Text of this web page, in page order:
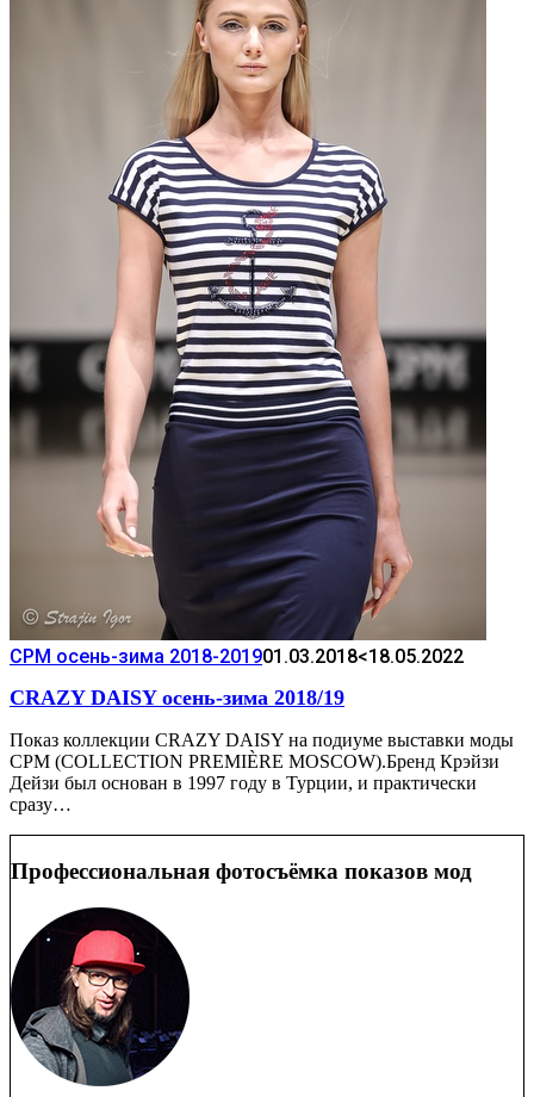
CPM осень-зима 2018-201901.03.2018<18.05.2022
CRAZY DAISY осень-зима 2018/19
Показ коллекции CRAZY DAISY на подиуме выставки моды
CPM (COLLECTION PREMIÈRE MOSCOW).Бренд Крэйзи
Дейзи был основан в 1997 году в Турции, и практически
сразу…
Профессиональная фотосъёмка показов мод